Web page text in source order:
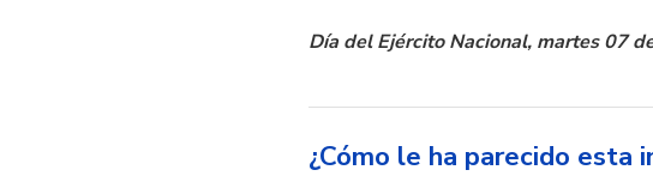
Día del Ejército Nacional, martes 07
¿Cómo le ha parecido esta